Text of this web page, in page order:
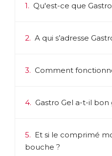
1. Qu'est-ce que Gastro
2. A qui s’adresse
3. Comment
4. Gastro Gel a-t-il bon
5. Et si le comprimé
bouche ?